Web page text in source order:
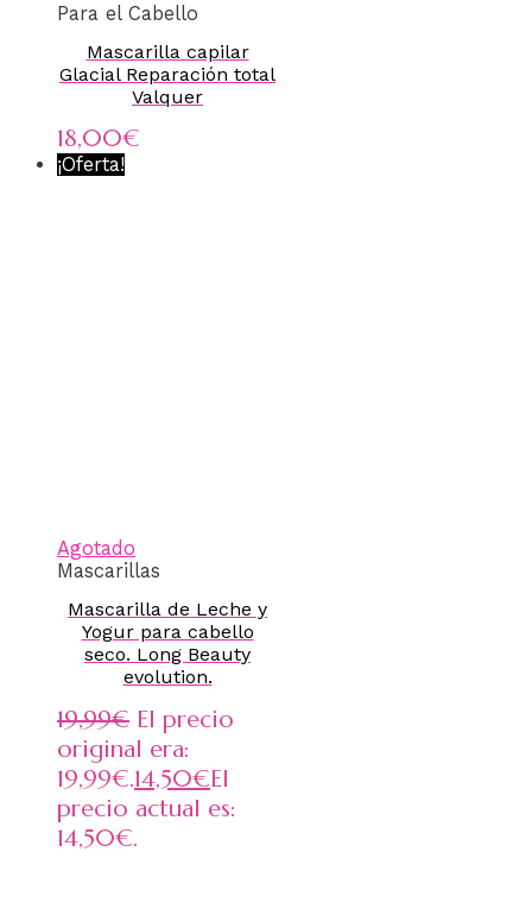
Para el Cabello
Mascarilla capilar
Glacial Reparación total
Valquer
18,00€
¡Oferta!
Agotado
Mascarillas
Mascarilla de Leche y
Yogur para cabello
seco. Long Beauty
evolution.
19,99€ El precio
original era:
19,99€.14,50€El
precio actual es:
14,50€.